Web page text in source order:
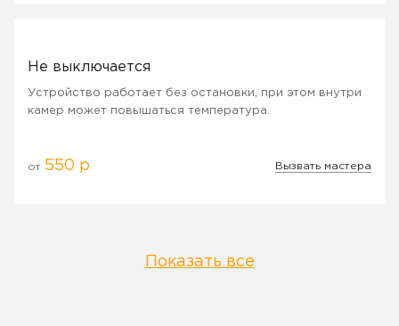
Не выключается
Устройство работает без остановки, при этом внутри
камер может повышаться температура.
от 550 р Вызвать мастера
Показать все